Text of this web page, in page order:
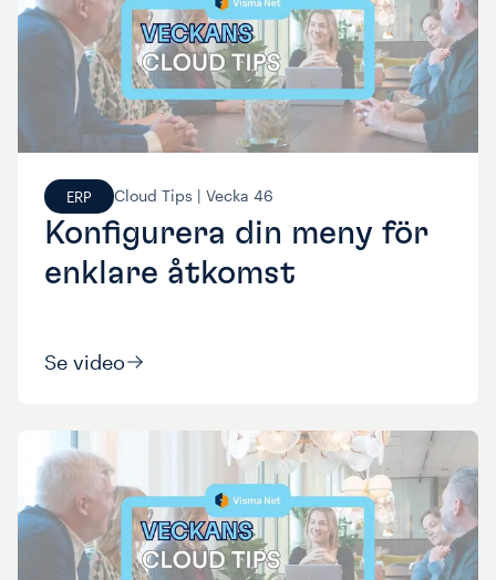
ERP Cloud Tips | Vecka 46
Konfigurera din meny för
enklare åtkomst
Se video